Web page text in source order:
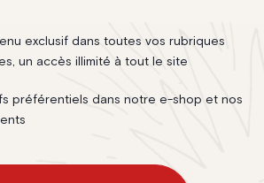
exclusif dans toutes vos rubriques
un accès illimité à tout le site
préférentiels dans notre e-shop et nos